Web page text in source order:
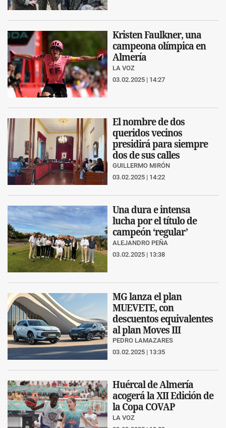
Kristen Faulkner, una
campeona olímpica en
Almería
LA VOZ
03.02.2025 | 14:27
El nombre de dos
queridos vecinos
presidirá para siempre
dos de sus calles
GUILLERMO MIRÓN
03.02.2025 | 14:22
Una dura e intensa
lucha por el título de
campeón ‘regular’
ALEJANDRO PEÑA
03.02.2025 | 13:38
MG lanza el plan
MUEVETE, con
descuentos equivalentes
al plan Moves III
PEDRO LAMAZARES
03.02.2025 | 13:35
Huércal de Almería
acogerá la XII Edición de
la Copa COVAP
LA VOZ